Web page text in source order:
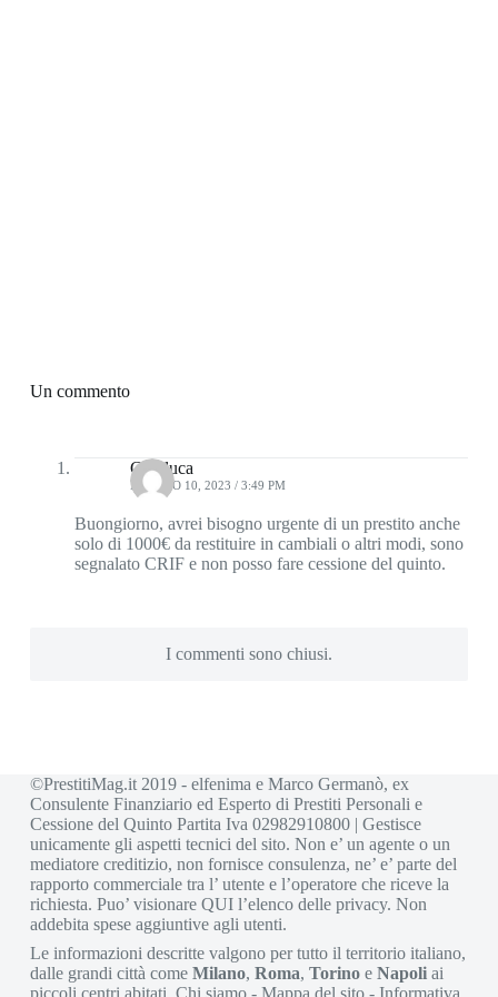
Un commento
Gianluca
MAGGIO 10, 2023 / 3:49 PM
Buongiorno, avrei bisogno urgente di un prestito anche
solo di 1000€ da restituire in cambiali o altri modi, sono
segnalato CRIF e non posso fare cessione del quinto.
I commenti sono chiusi.
©PrestitiMag.it 2019 - elfenima e Marco Germanò, ex
Consulente Finanziario ed Esperto di Prestiti Personali e
Cessione del Quinto Partita Iva 02982910800 | Gestisce
unicamente gli aspetti tecnici del sito. Non e’ un agente o un
mediatore creditizio, non fornisce consulenza, ne’ e’ parte del
rapporto commerciale tra l’ utente e l’operatore che riceve la
richiesta. Puo’ visionare QUIl’elenco delle privacy. Non
addebita spese aggiuntive agli utenti.
Le informazioni descritte valgono per tutto il territorio italiano,
dalle grandi città come Milano, Roma, Torinoe Napoliai
piccoli centri abitati. Chi siamo- Mappa del sito- Informativa